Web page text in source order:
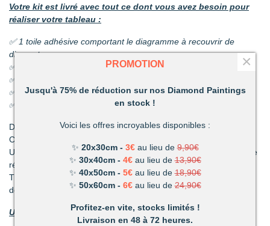
Votre kit est livré avec tout ce dont vous avez besoin pour
réaliser votre tableau :
✅ 1 toile adhésive comportant le diagramme à recouvrir de
diamants
✅ Les sachets de diamants
✅ 1 coupelle pour les diamants
✅ 1 stylo et sa colle
✅ 1 pince
Découvrez une activité unique à réaliser de ses propres mains.
C’est ludique, amusant et les résultats en valent la peine !
Un mélange de patience et de technique qui vous permettront de
réaliser de superbes tableaux.
Très vite vous vous apercevrez combien votre réalisation vous
deviendra précieuse.
Un loisir unique offrant de nombreux avantages :
PROMOTION
Jusqu'à 75% de réduction sur nos Diamond Paintings
en stock !
Voici les offres incroyables disponibles :
✨ 20x30cm - 3€au lieu de9,90€
✨ 30x40cm - 4€ au lieu de 13,90€
✨ 40x50cm - 5€ au lieu de18,90€
✨ 50x60cm - 6€ au lieu de 24,90€
Profitez-en vite, stocks limités !
Livraison en 48 à 72 heures.
×